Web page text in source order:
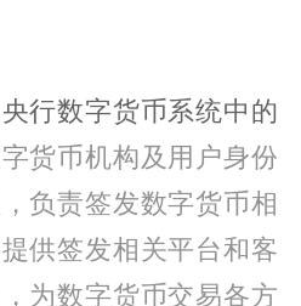
行数字货币系统中的
字货币机构及用户身份
负责签发数字货币相
供签发相关平台和客
为数字货币交易各方